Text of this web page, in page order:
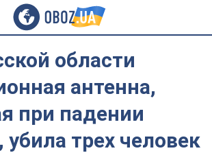
области
антенна,
при падении
убила трех человек